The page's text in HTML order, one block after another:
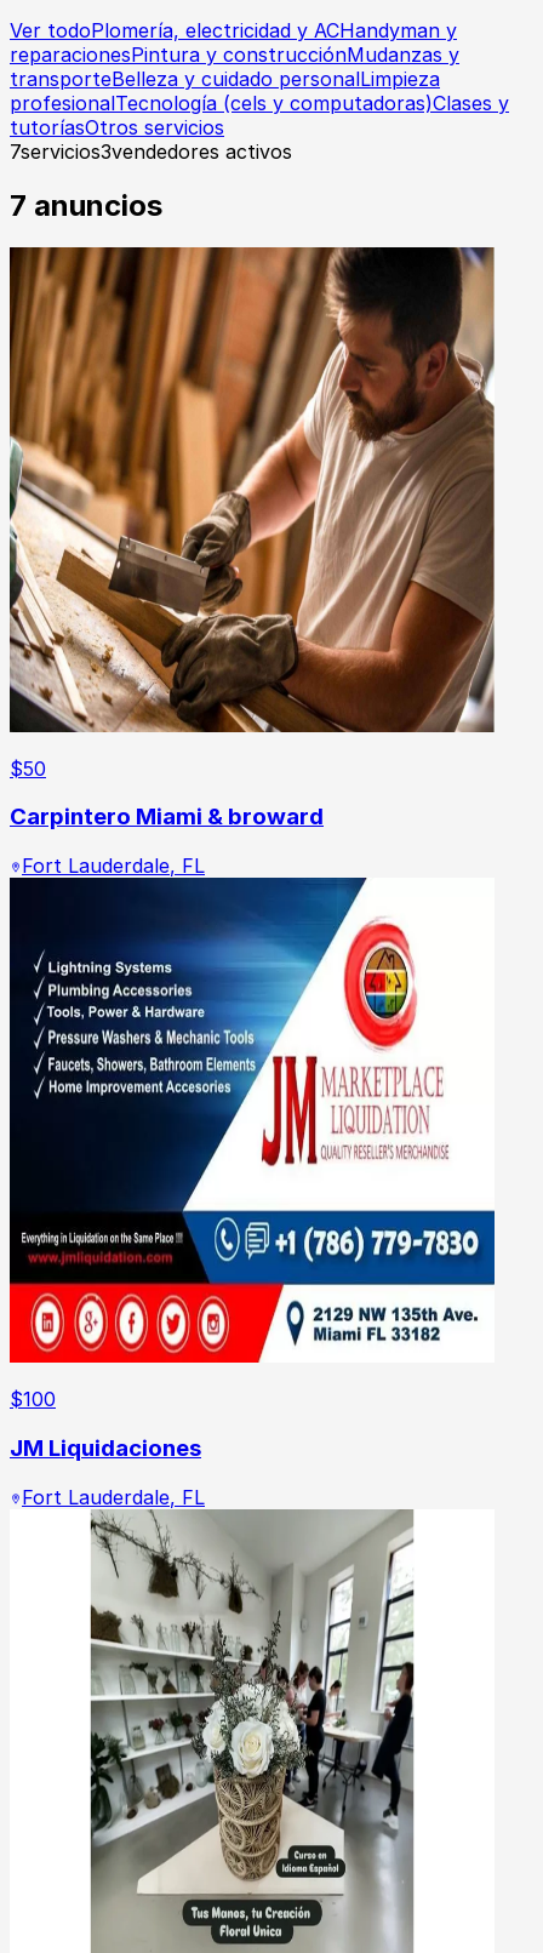
Ver todoPlomería, electricidad y ACHandyman y
reparacionesPintura y construcciónMudanzas y
transporteBelleza y cuidado personalLimpieza
profesionalTecnología (cels y computadoras)Clases y
tutoríasOtros servicios
7servicios3vendedores activos
7 anuncios
$50
Carpintero Miami & broward
Fort Lauderdale, FL
$100
JM Liquidaciones
Fort Lauderdale, FL